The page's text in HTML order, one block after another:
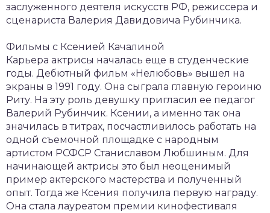
заслуженного деятеля искусств РФ, режиссера и
сценариста Валерия Давидовича Рубинчика.
Фильмы с Ксенией Качалиной
Карьера актрисы началась еще в студенческие
годы. Дебютный фильм «Нелюбовь» вышел на
экраны в 1991 году. Она сыграла главную героиню
Риту. На эту роль девушку пригласил ее педагог
Валерий Рубинчик. Ксении, а именно так она
значилась в титрах, посчастливилось работать на
одной съемочной площадке с народным
артистом РСФСР Станиславом Любшиным. Для
начинающей актрисы это был неоценимый
пример актерского мастерства и полученный
опыт. Тогда же Ксения получила первую награду.
Она стала лауреатом премии кинофестиваля